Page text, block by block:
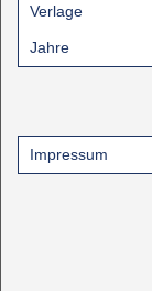
Verlage
Jahre
Impressum